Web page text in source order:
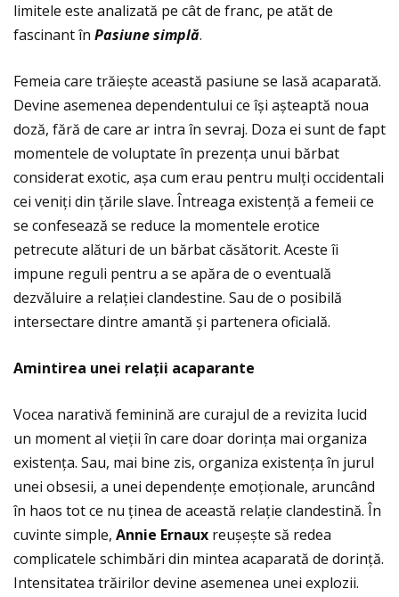
limitele este analizată pe cât de franc, pe atăt de
fascinant în Pasiune simplă.
Femeia care trăiește această pasiune se lasă acaparată.
Devine asemenea dependentului ce își așteaptă noua
doză, fără de care ar intra în sevraj. Doza ei sunt de fapt
momentele de voluptate în prezenţa unui bărbat
considerat exotic, așa cum erau pentru mulţi occidentali
cei veniţi din ţările slave. Întreaga existenţă a femeii ce
se confesează se reduce la momentele erotice
petrecute alături de un bărbat căsătorit. Aceste îi
impune reguli pentru a se apăra de o eventuală
dezvăluire a relaţiei clandestine. Sau de o posibilă
intersectare dintre amantă și partenera oficială.
Amintirea unei relaţii acaparante
Vocea narativă feminină are curajul de a revizita lucid
un moment al vieţii în care doar dorinţa mai organiza
existenţa. Sau, mai bine zis, organiza existenţa în jurul
unei obsesii, a unei dependenţe emoţionale, aruncând
în haos tot ce nu ţinea de această relaţie clandestină. În
cuvinte simple, Annie Ernaux reușește să redea
complicatele schimbări din mintea acaparată de dorinţă.
Intensitatea trăirilor devine asemenea unei explozii.